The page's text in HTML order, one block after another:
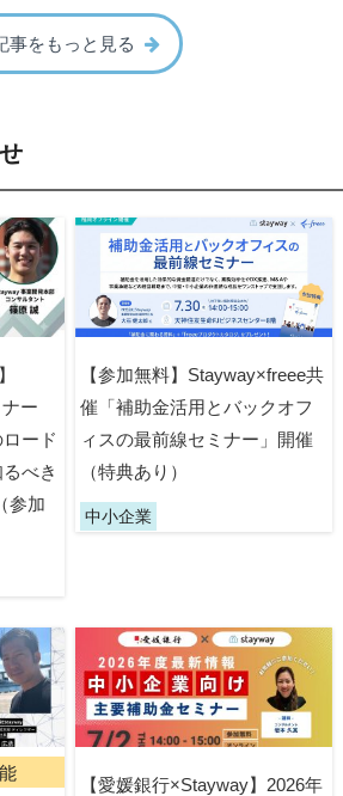
事をもっと見る
ー
ロード
べき
参加
【参加無料】Stayway×freee共
催「補助金活用とバックオフ
ィスの最前線セミナー」開催
（特典あり）
中小企業
【愛媛銀行×Stayway】2026年